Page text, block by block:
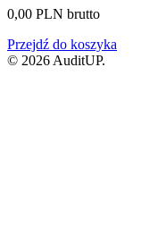
0,00 PLN brutto
Przejdź do koszyka
© 2026 AuditUP.